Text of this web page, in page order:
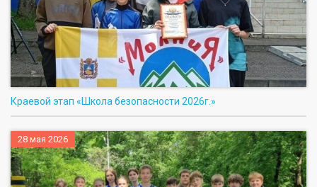
Краевой этап «Школа безопасности 2026г.»
28 мая 2026